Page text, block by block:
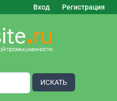
Вход Регистрация
ИСКАТЬ